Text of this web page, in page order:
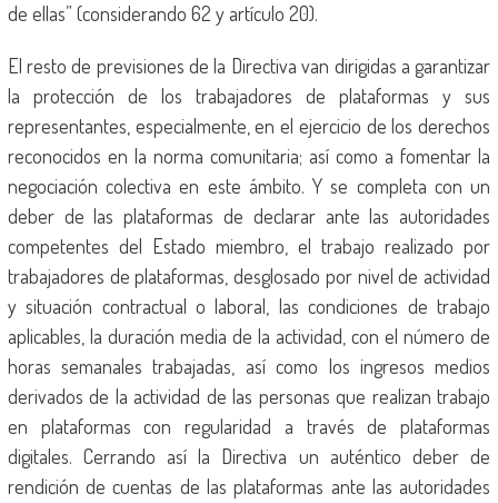
de ellas” (considerando 62 y artículo 20).
El resto de previsiones de la Directiva van dirigidas a garantizar
la protección de los trabajadores de plataformas y sus
representantes, especialmente, en el ejercicio de los derechos
reconocidos en la norma comunitaria; así como a fomentar la
negociación colectiva en este ámbito. Y se completa con un
deber de las plataformas de declarar ante las autoridades
competentes del Estado miembro, el trabajo realizado por
trabajadores de plataformas, desglosado por nivel de actividad
y situación contractual o laboral, las condiciones de trabajo
aplicables, la duración media de la actividad, con el número de
horas semanales trabajadas, así como los ingresos medios
derivados de la actividad de las personas que realizan trabajo
en plataformas con regularidad a través de plataformas
digitales. Cerrando así la Directiva un auténtico deber de
rendición de cuentas de las plataformas ante las autoridades